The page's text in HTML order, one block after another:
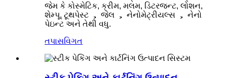
જેમ કે કોસ્મેટિક, ક્રીમ, મલમ, ડિટરજન્ટ, લોશન,
શેમ્પૂ, ટૂથપેસ્ટ ， જેલ ， નેનોમેટ્રીયલ્સ ， નેનો
પેઇન્ટ અને તેથી વધુ.
તપાસવિગત